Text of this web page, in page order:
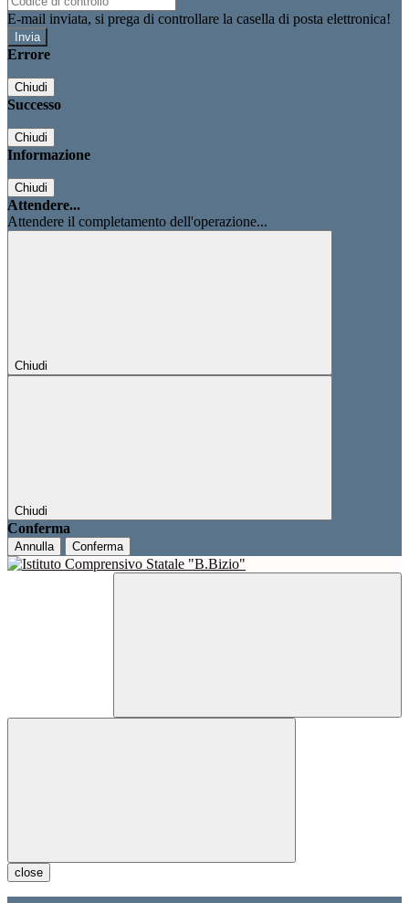
E-mail inviata, si prega di controllare la casella di posta elettronica!
Errore
Chiudi
Successo
Chiudi
Informazione
Chiudi
Attendere...
Attendere il completamento dell'operazione...
Chiudi
Chiudi
Conferma
Annulla Conferma
close